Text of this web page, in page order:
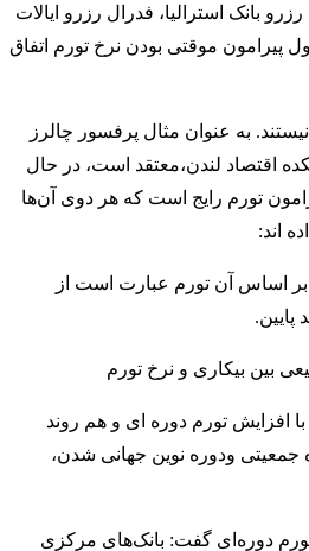
بانک استرالیا، فدرال رزرو ایالات
پیرامون موقتی بودن نرخ تورم اتفاق
نیستند. به عنوان مثال پرفسور چالرز
اقتصاد لندن،معتقد است، در حال
تورم رایج است که هر دوی آن‌ها
اند:
بر اساس آن تورم عبارت است از
افزایش تورم دوره ای و هم روند
جمعیتی ودوره نوین جهانی شدن،
دوره‌ای گفت: بانک‌های مرکزی